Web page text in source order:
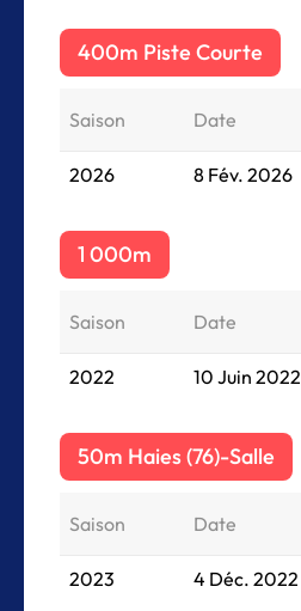
400m Piste Courte
Saison Date
2026 8 Fév. 2026
1 000m
Saison Date
2022 10 Juin 2022
50m Haies (76)-Salle
Saison Date
2023 4 Déc. 2022